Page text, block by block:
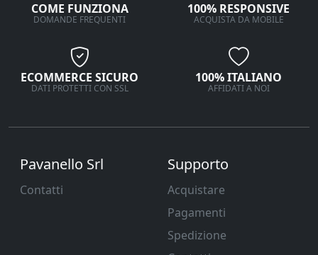
COME FUNZIONA
DOMANDE FREQUENTI
100% RESPONSIVE
ACQUISTA DA MOBILE
ECOMMERCE SICURO
DATI PROTETTI CON SSL
100% ITALIANO
AFFIDATI A NOI
Pavanello Srl
Contatti
Supporto
Acquistare
Pagamenti
Spedizione